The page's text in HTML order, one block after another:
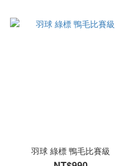
羽球 綠標 鴨毛比賽級